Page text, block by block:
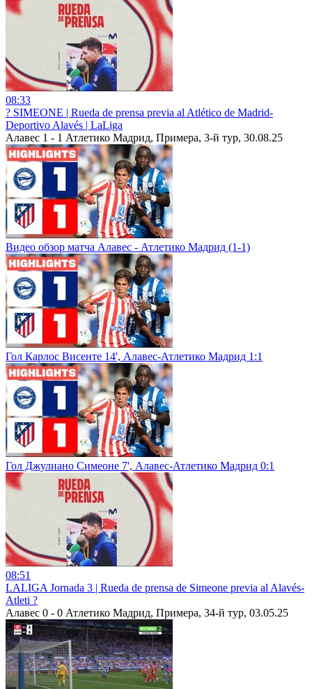
08:33
?️ SIMEONE | Rueda de prensa previa al Atlético de Madrid-
Deportivo Alavés | LaLiga
Алавес 1 - 1 Атлетико Мадрид, Примера, 3-й тур, 30.08.25
Видео обзор матча Алавес - Атлетико Мадрид (1-1)
Гол Карлос Висенте 14', Алавес-Атлетико Мадрид 1:1
Гол Джулиано Симеоне 7', Алавес-Атлетико Мадрид 0:1
08:51
LALIGA Jornada 3 | Rueda de prensa de Simeone previa al Alavés-
Atleti ?️
Алавес 0 - 0 Атлетико Мадрид, Примера, 34-й тур, 03.05.25